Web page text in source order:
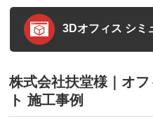
3Dオフィス シミ
株式会社扶堂様｜オ
ト 施工事例